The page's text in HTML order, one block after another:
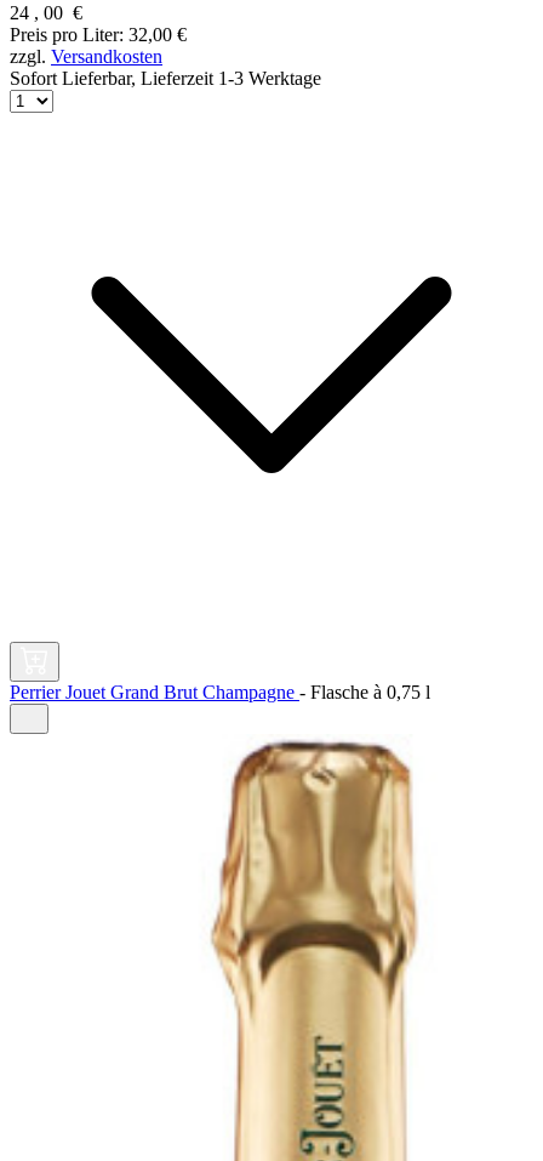
24 , 00 €
Preis pro Liter: 32,00 €
zzgl. Versandkosten
Sofort Lieferbar, Lieferzeit 1-3 Werktage
Perrier Jouet Grand Brut Champagne - Flasche à 0,75 l